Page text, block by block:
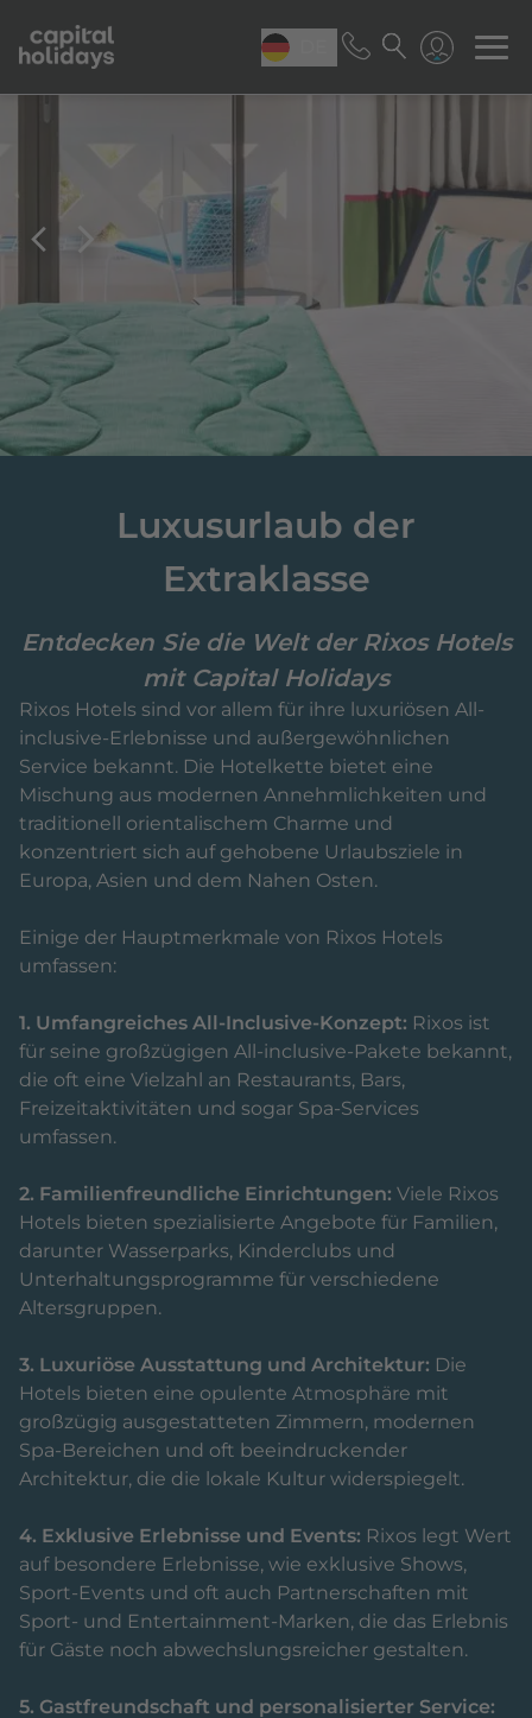
Luxusurlaub der
Extraklasse
Entdecken Sie die Welt der Rixos Hotels
mit Capital Holidays
Rixos Hotels sind vor allem für ihre luxuriösen All-
inclusive-Erlebnisse und außergewöhnlichen
Service bekannt. Die Hotelkette bietet eine
Mischung aus modernen Annehmlichkeiten und
traditionell orientalischem Charme und
konzentriert sich auf gehobene Urlaubsziele in
Europa, Asien und dem Nahen Osten.
Einige der Hauptmerkmale von Rixos Hotels
umfassen:
1. Umfangreiches All-Inclusive-Konzept: Rixos ist
für seine großzügigen All-inclusive-Pakete bekannt,
die oft eine Vielzahl an Restaurants, Bars,
Freizeitaktivitäten und sogar Spa-Services
umfassen.
2. Familienfreundliche Einrichtungen: Viele Rixos
Hotels bieten spezialisierte Angebote für Familien,
darunter Wasserparks, Kinderclubs und
Unterhaltungsprogramme für verschiedene
Altersgruppen.
3. Luxuriöse Ausstattung und Architektur: Die
Hotels bieten eine opulente Atmosphäre mit
großzügig ausgestatteten Zimmern, modernen
Spa-Bereichen und oft beeindruckender
Architektur, die die lokale Kultur widerspiegelt.
4. Exklusive Erlebnisse und Events: Rixos legt Wert
auf besondere Erlebnisse, wie exklusive Shows,
Sport-Events und oft auch Partnerschaften mit
Sport- und Entertainment-Marken, die das Erlebnis
für Gäste noch abwechslungsreicher gestalten.
5. Gastfreundschaft und personalisierter Service: